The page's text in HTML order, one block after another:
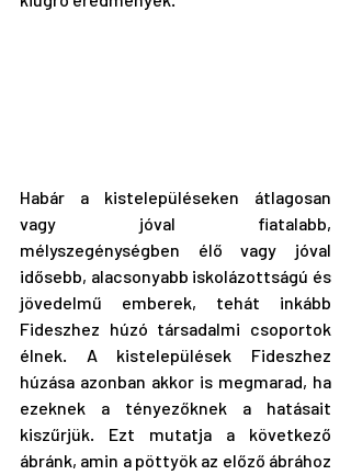
Habár a kistelepüléseken átlagosan
vagy jóval fiatalabb,
mélyszegénységben élő vagy jóval
idősebb, alacsonyabb iskolázottságú és
jövedelmű emberek, tehát inkább
Fideszhez húzó társadalmi csoportok
élnek. A kistelepülések Fideszhez
húzása azonban akkor is megmarad, ha
ezeknek a tényezőknek a hatásait
kiszűrjük. Ezt mutatja a következő
ábránk, amin a pöttyök az előző ábrához